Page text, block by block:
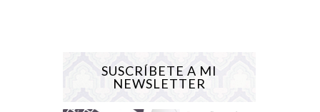
SUSCRÍBETE A MI
NEWSLETTER